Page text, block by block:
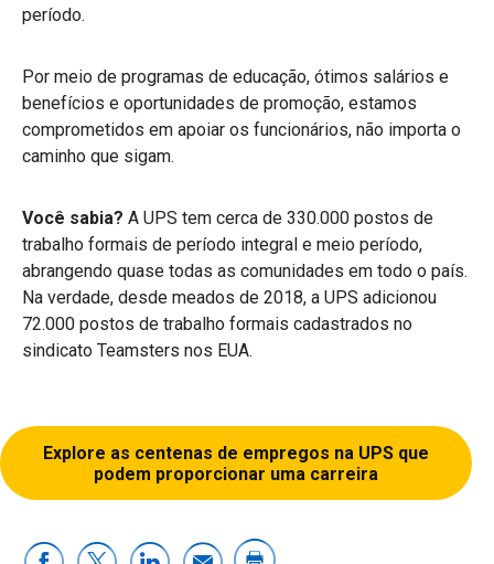
período.
Por meio de programas de educação, ótimos salários e
benefícios e oportunidades de promoção, estamos
comprometidos em apoiar os funcionários, não importa o
caminho que sigam.
Você sabia? A UPS tem cerca de 330.000 postos de
trabalho formais de período integral e meio período,
abrangendo quase todas as comunidades em todo o país.
Na verdade, desde meados de 2018, a UPS adicionou
72.000 postos de trabalho formais cadastrados no
sindicato Teamsters nos EUA.
Explore as centenas de empregos na UPS que
podem proporcionar uma carreira